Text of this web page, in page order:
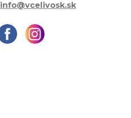
info@vcelivosk.sk